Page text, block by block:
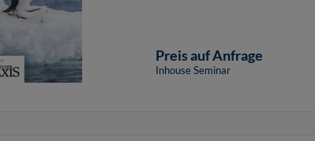
Preis auf Anfrage
Inhouse Seminar